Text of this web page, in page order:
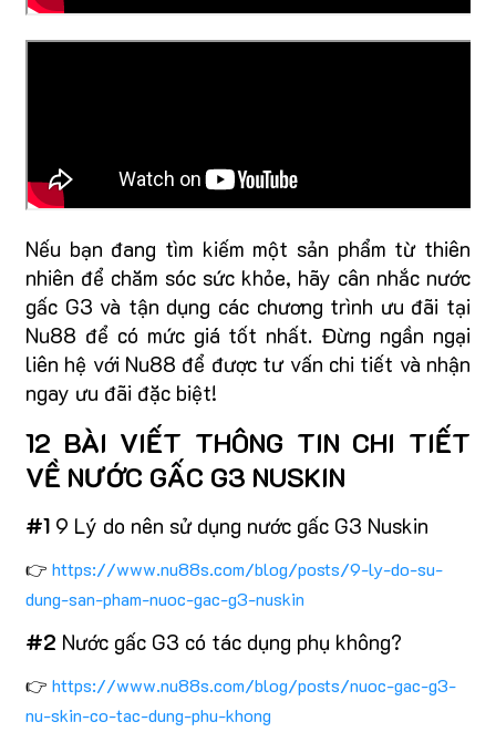
Nếu bạn đang tìm kiếm một sản phẩm từ thiên
nhiên để chăm sóc sức khỏe, hãy cân nhắc nước
gấc G3 và tận dụng các chương trình ưu đãi tại
Nu88 để có mức giá tốt nhất. Đừng ngần ngại
liên hệ với Nu88 để được tư vấn chi tiết và nhận
ngay ưu đãi đặc biệt!
12 BÀI VIẾT THÔNG TIN CHI TIẾT
VỀ NƯỚC GẤC G3 NUSKIN
#1 9 Lý do nên sử dụng nước gấc G3 Nuskin
👉 https://www.nu88s.com/blog/posts/9-ly-do-su-
dung-san-pham-nuoc-gac-g3-nuskin
#2 Nước gấc G3 có tác dụng phụ không?
👉 https://www.nu88s.com/blog/posts/nuoc-gac-g3-
nu-skin-co-tac-dung-phu-khong